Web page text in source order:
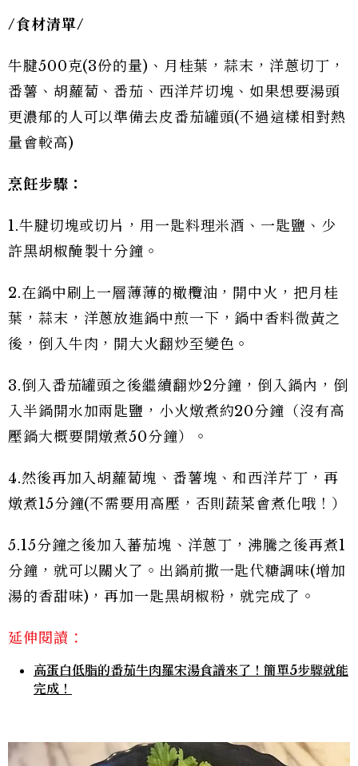
/食材清單/
牛腱500克(3份的量)、月桂葉，蒜末，洋蔥切丁，
番薯、胡蘿蔔、番茄、西洋芹切塊、如果想要湯頭
更濃郁的人可以準備去皮番茄罐頭(不過這樣相對熱
量會較高)
烹飪步驟：
1.牛腱切塊或切片，用一匙料理米酒、一匙鹽、少
許黑胡椒醃製十分鐘。
2.在鍋中刷上一層薄薄的橄欖油，開中火，把月桂
葉，蒜末，洋蔥放進鍋中煎一下，鍋中香料微黃之
後，倒入牛肉，開大火翻炒至變色。
3.倒入番茄罐頭之後繼續翻炒2分鐘，倒入鍋內，倒
入半鍋開水加兩匙鹽，小火燉煮約20分鐘（沒有高
壓鍋大概要開燉煮50分鐘）。
4.然後再加入胡蘿蔔塊、番薯塊、和西洋芹丁，再
燉煮15分鐘(不需要用高壓，否則蔬菜會煮化哦！）
5.15分鐘之後加入蕃茄塊、洋蔥丁，沸騰之後再煮1
分鐘，就可以關火了。出鍋前撒一匙代糖調味(增加
湯的香甜味)，再加一匙黑胡椒粉，就完成了。
延伸閱讀：
高蛋白低脂的番茄牛肉羅宋湯食譜來了！簡單5步驟就能
完成！